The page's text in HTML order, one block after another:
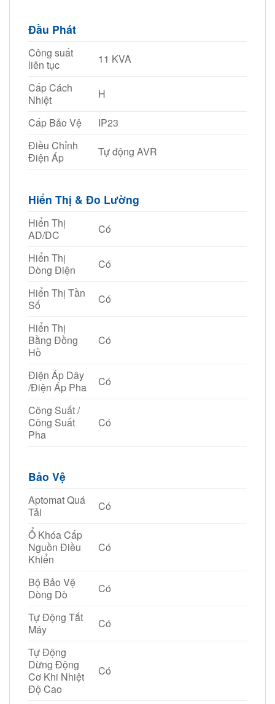
Đầu Phát
Công suất
liên tục
11 KVA
Cấp Cách
Nhiệt
H
Cấp Bảo Vệ
IP23
Điều Chỉnh
Điện Áp
Tự động AVR
Hiển Thị & Đo Lường
Hiển Thị
AD/DC
Có
Hiển Thị
Dòng Điện
Có
Hiển Thị Tần
Số
Có
Hiển Thị
Bằng Đồng
Hồ
Có
Điện Áp Dây
/Điện Áp Pha
Có
Công Suất /
Công Suất
Pha
Có
Bảo Vệ
Aptomat Quá
Tải
Có
Ổ Khóa Cấp
Nguồn Điều
Khiển
Có
Bộ Bảo Vệ
Dòng Dò
Có
Tự Động Tắt
Máy
Có
Tự Động
Dừng Động
Cơ Khi Nhiệt
Độ Cao
Có